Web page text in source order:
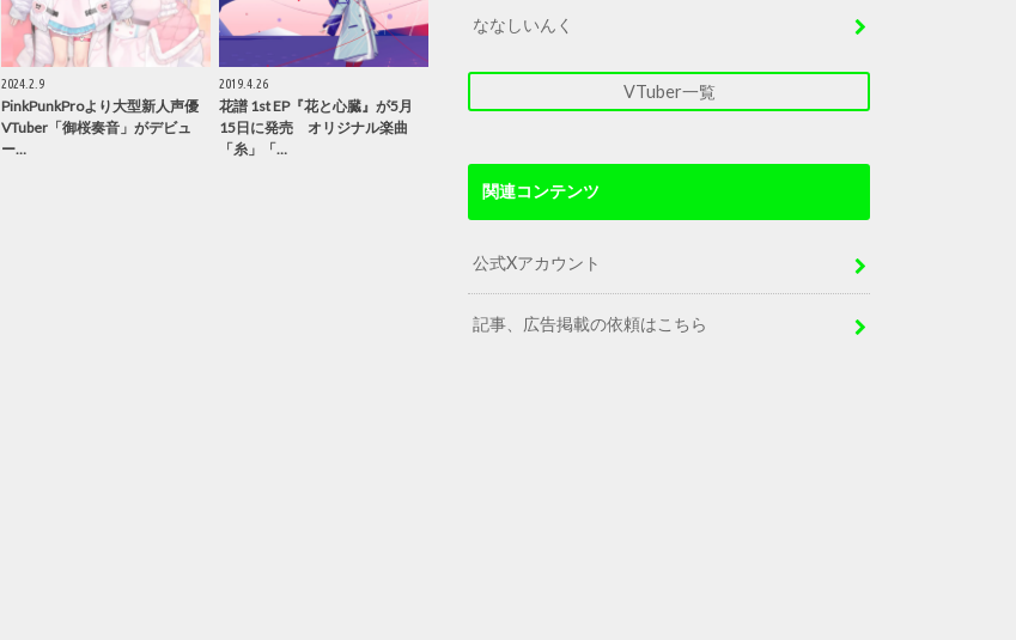
2024.2.9
PinkPunkProより大型新人声優
VTuber「御桜奏音」がデビュ
ー…
2019.4.26
花譜 1st EP『花と心臓』が5月
15日に発売 オリジナル楽曲
「糸」「…
ななしいんく
VTuber一覧
関連コンテンツ
公式Xアカウント
記事、広告掲載の依頼はこちら